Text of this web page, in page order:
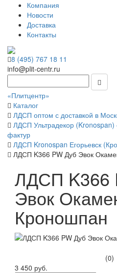
Компания
Новости
Доставка
Контакты
8 (495) 767 18 11
info@plit-centr.ru
«Плитцентр»
Каталог
ЛДСП оптом с доставкой в
ЛДСП Ультрадекор (Kronospan)
фактур
ЛДСП Kronospan Егорьевск
ЛДСП K366 PW Дуб Эвок
ЛДСП K366
Эвок
Кроношпан
(0)
3 450 руб.